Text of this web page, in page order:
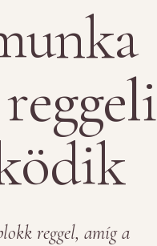
reggel, amíg a